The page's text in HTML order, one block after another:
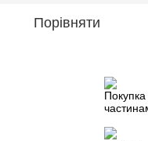
Порівняти